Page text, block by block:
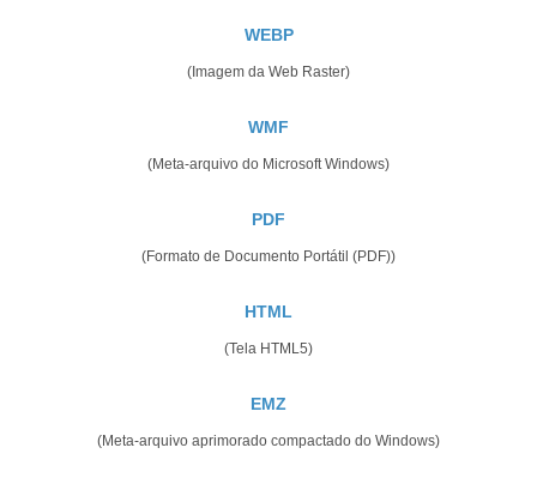
WEBP
(Imagem da Web Raster)
WMF
(Meta-arquivo do Microsoft Windows)
PDF
(Formato de Documento Portátil (PDF))
HTML
(Tela HTML5)
EMZ
(Meta-arquivo aprimorado compactado do Windows)